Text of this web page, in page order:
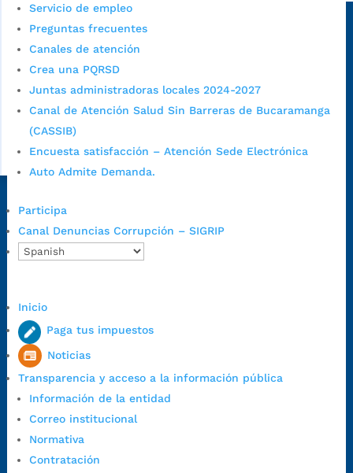
Servicio de empleo
Preguntas frecuentes
Canales de atención
Crea una PQRSD
Juntas administradoras locales 2024-2027
Canal de Atención Salud Sin Barreras de Bucaramanga
(CASSIB)
Encuesta satisfacción – Atención Sede Electrónica
Auto Admite Demanda.
Participa
Canal Denuncias Corrupción – SIGRIP
Inicio
Paga tus impuestos
Noticias
Transparencia y acceso a la información pública
Información de la entidad
Correo institucional
Normativa
Contratación
Sede principal
Dirección Fase I:
Colombia.
Dirección Fase II:Carrera 11 # 34-52, Bucaramanga, Santander,
Horario de Atención:
1:00 p.m. a 5:30 p.m. / viernes jornada continua en el horario de
7:00 a.m. a 5:00 p.m., con 30 minutos de descanso al medio día.
Horario de Atención CAME (Central):